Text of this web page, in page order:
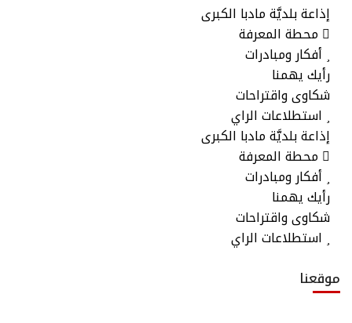
إذاعة بلديَّة مادبا الكبرى
محطة المعرفة
أفكار ومبادرات
رأيك يهمنا
شكاوى واقتراحات
استطلاعات الراي
إذاعة بلديَّة مادبا الكبرى
محطة المعرفة
أفكار ومبادرات
رأيك يهمنا
شكاوى واقتراحات
استطلاعات الراي
موقعنا